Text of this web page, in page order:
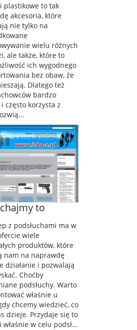
plastikowe to tak
akcesoria, które
nie tylko na
wielu różnych
ale także, które to
ich wygodnego
bez obaw, że
Dlatego też
bardzo
często korzysta z
to
z podsłuchami ma w
wiele
produktów, które
nam na naprawdę
działanie i pozwalają
Choćby
podsłuchy. Warto
właśnie u
chcemy wiedzieć, co
dzieje. Przydaje się to
właśnie w celu podsł...